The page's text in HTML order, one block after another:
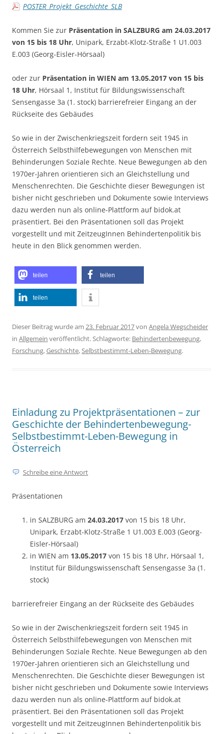
POSTER_Projekt_Geschichte_SLB
Kommen Sie zur Präsentation in SALZBURG am 24.03.2017
von 15 bis 18 Uhr, Unipark, Erzabt-Klotz-Straße 1 U1.003
E.003 (Georg-Eisler-Hörsaal)
oder zur Präsentation in WIEN am 13.05.2017 von 15 bis
18 Uhr, Hörsaal 1, Institut für Bildungswissenschaft
Sensengasse 3a (1. stock) barrierefreier Eingang an der
Rückseite des Gebäudes
So wie in der Zwischenkriegszeit fordern seit 1945 in
Österreich Selbsthilfebewegungen von Menschen mit
Behinderungen Soziale Rechte. Neue Bewegungen ab den
1970er-Jahren orientieren sich an Gleichstellung und
Menschenrechten. Die Geschichte dieser Bewegungen ist
bisher nicht geschrieben und Dokumente sowie Interviews
dazu werden nun als online-Plattform auf bidok.at
präsentiert. Bei den Präsentationen soll das Projekt
vorgestellt und mit ZeitzeugInnen Behindertenpolitik bis
heute in den Blick genommen werden.
teilen teilen
teilen
Dieser Beitrag wurde am 23. Februar 2017von Angela Wegscheider
in Allgemein veröffentlicht. Schlagworte: Behindertenbewegung,
Forschung,Geschichte,Selbstbestimmt-Leben-Bewegung.
Einladung zu Projektpräsentationen – zur
Geschichte der Behindertenbewegung-
Selbstbestimmt-Leben-Bewegung in
Österreich
Schreibe eine Antwort
Präsentationen
in SALZBURG am 24.03.2017 von 15 bis 18 Uhr,
Unipark, Erzabt-Klotz-Straße 1 U1.003 E.003 (Georg-
Eisler-Hörsaal)
in WIEN am 13.05.2017 von 15 bis 18 Uhr, Hörsaal 1,
Institut für Bildungswissenschaft Sensengasse 3a (1.
stock)
barrierefreier Eingang an der Rückseite des Gebäudes
So wie in der Zwischenkriegszeit fordern seit 1945 in
Österreich Selbsthilfebewegungen von Menschen mit
Behinderungen Soziale Rechte. Neue Bewegungen ab den
1970er-Jahren orientieren sich an Gleichstellung und
Menschenrechten. Die Geschichte dieser Bewegungen ist
bisher nicht geschrieben und Dokumente sowie Interviews
dazu werden nun als online-Plattform auf bidok.at
präsentiert. Bei den Präsentationen soll das Projekt
vorgestellt und mit ZeitzeugInnen Behindertenpolitik bis